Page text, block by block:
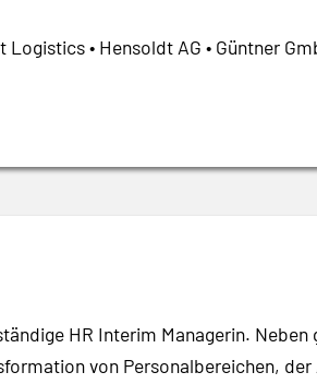
Logistics • Hensoldt AG • Güntner
HR Interim Managerin. Neben
von Personalbereichen,